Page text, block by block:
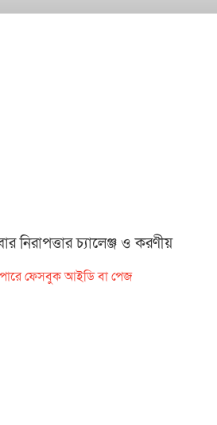
নিরাপত্তার চ্যালেঞ্জ ও করণীয়